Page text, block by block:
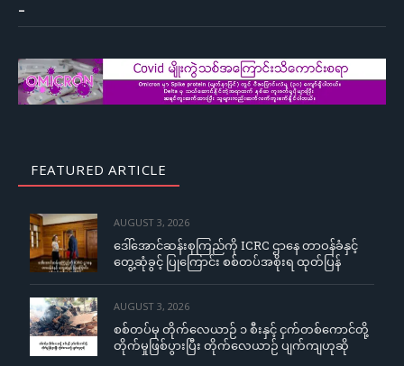
–
FEATURED ARTICLE
AUGUST 3, 2026
ဒေါ်အောင်ဆန်းစုကြည်ကို ICRC ဌာနေ တာဝန်ခံနှင့်
တွေ့ဆုံခွင့် ပြုကြောင်း စစ်တပ်အစိုးရ ထုတ်ပြန်
AUGUST 3, 2026
စစ်တပ်မှ တိုက်လေယာဉ် ၁ စီးနှင့် ငှက်တစ်ကောင်တို့
တိုက်မှုဖြစ်ပွားပြီး တိုက်လေယာဉ် ပျက်ကျဟုဆို